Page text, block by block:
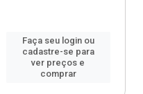
Faça seu login ou
cadastre-se para
ver preços e
comprar